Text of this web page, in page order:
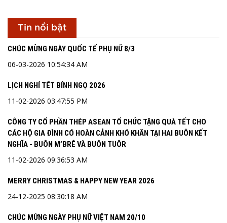
Tin nổi bật
CHÚC MỪNG NGÀY QUỐC TẾ PHỤ NỮ 8/3
06-03-2026 10:54:34 AM
LỊCH NGHỈ TẾT BÍNH NGỌ 2026
11-02-2026 03:47:55 PM
CÔNG TY CỔ PHẦN THÉP ASEAN TỔ CHỨC TẶNG QUÀ TẾT CHO
CÁC HỘ GIA ĐÌNH CÓ HOÀN CẢNH KHÓ KHĂN TẠI HAI BUÔN KẾT
NGHĨA - BUÔN M’BRÊ VÀ BUÔN TUÔR
11-02-2026 09:36:53 AM
MERRY CHRISTMAS & HAPPY NEW YEAR 2026
24-12-2025 08:30:18 AM
CHÚC MỪNG NGÀY PHỤ NỮ VIỆT NAM 20/10